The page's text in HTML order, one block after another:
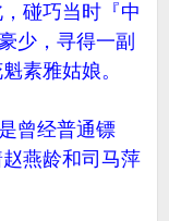
碰巧当时『中
少，寻得一副
素雅姑娘。
曾经普通镖
燕龄和司马萍